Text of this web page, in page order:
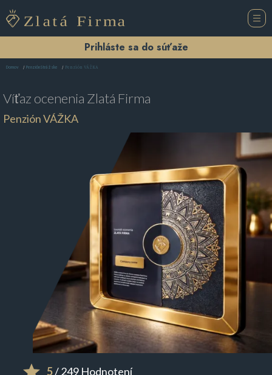
Prihláste sa do súťaže
Domov Penzión Strážske Penzión VÁŽKA
Víťaz ocenenia Zlatá Firma
Penzión VÁŽKA
5/ 249 Hodnotení